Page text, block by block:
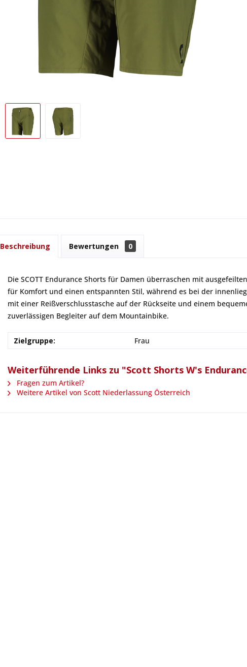
Beschreibung Bewertungen 0
Die SCOTT Endurance Shorts für Damen überraschen mit
für Komfort und einen entspannten Stil, während es bei der
mit einer Reißverschlusstasche auf der Rückseite und einem
zuverlässigen Begleiter auf dem Mountainbike.
Zielgruppe: Frau
Weiterführende Links zu "Scott Shorts W's
Fragen zum Artikel?
Weitere Artikel von Scott Niederlassung Österreich